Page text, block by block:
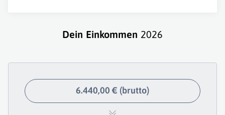
Dein Einkommen 2026
6.440,00 € (brutto)